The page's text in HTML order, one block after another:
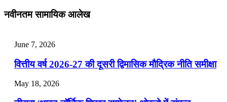
July 25, 2026
📝 डेली करेंट अफेयर्स: 22-24 जुलाई 2026
July 22, 2026
नवीनतम सामायिक आलेख
June 7, 2026
वित्तीय वर्ष 2026-27 की दूसरी द्विमासिक मौद्रिक नीति समीक्षा
May 18, 2026